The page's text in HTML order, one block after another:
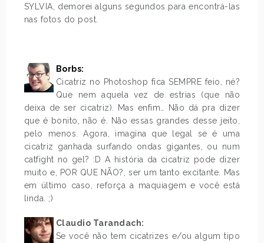
SYLVIA, demorei alguns segundos para encontrá-las
nas fotos do post.
Borbs:
Cicatriz no Photoshop fica SEMPRE feio, né?
Que nem aquela vez de estrias (que não
deixa de ser cicatriz). Mas enfim… Não dá pra dizer
que é bonito, não é. Não essas grandes desse jeito,
pelo menos. Agora, imagina que legal se é uma
cicatriz ganhada surfando ondas gigantes, ou num
catfight no gel? :D A história da cicatriz pode dizer
muito e, POR QUE NÃO?, ser um tanto excitante. Mas
em último caso, reforça a maquiagem e você está
linda. ;)
Claudio Tarandach:
Se você não tem cicatrizes e/ou algum tipo